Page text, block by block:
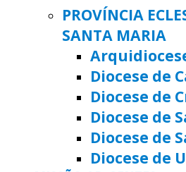
PROVÍNCIA
SANTA MARIA
Diocese de
Diocese de
Diocese de
Diocese de
Diocese de